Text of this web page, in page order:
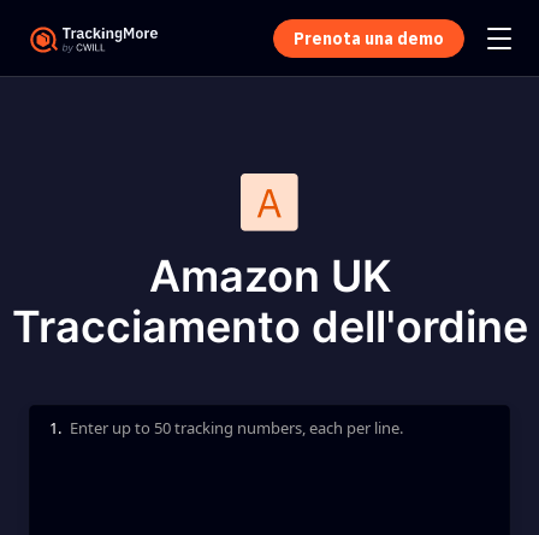
Prenota una demo
Amazon UK
Tracciamento dell'ordine
Enter up to 50 tracking numbers, each per line.
1.